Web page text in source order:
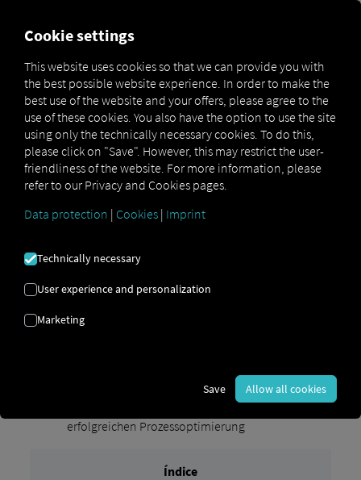
TRANSPORTE |
OTIMIZAÇÃO DE
PROCESSOS |
AUTOMAÇÃO
O plano de 6 passos para a otimização
bem-sucedida dos processos
Prozessoptimierung in Ihrem
erfolgreichen Prozessoptimierung
Índice
Cookie settings
This website uses cookies so that we can provide you with
the best possible website experience. In order to make the
best use of the website and your offers, please agree to the
use of these cookies. You also have the option to use the site
using only the technically necessary cookies. To do this,
please click on "Save". However, this may restrict the user-
friendliness of the website. For more information, please
refer to our Privacy and Cookies pages.
Data protection | Cookies | Imprint
Technically necessary
User experience and personalization
Marketing
Save Allow all cookies